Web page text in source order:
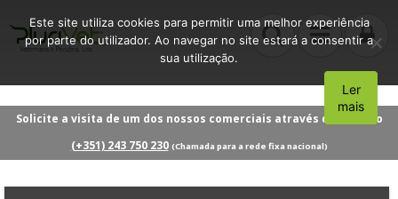
Solicite a visita de um dos nossos comerciais através do número
(+351) 243 750 230 (Chamada para a rede fixa nacional)
Este site utiliza cookies para permitir uma melhor experiência
por parte do utilizador. Ao navegar no site estará a consentir a
sua utilização.
Aceito
Ler
mais